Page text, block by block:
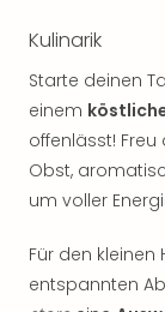
Kulinarik
Starte deinen
einem
offenlässt!
Obst,
um voller
Für den
entspannten